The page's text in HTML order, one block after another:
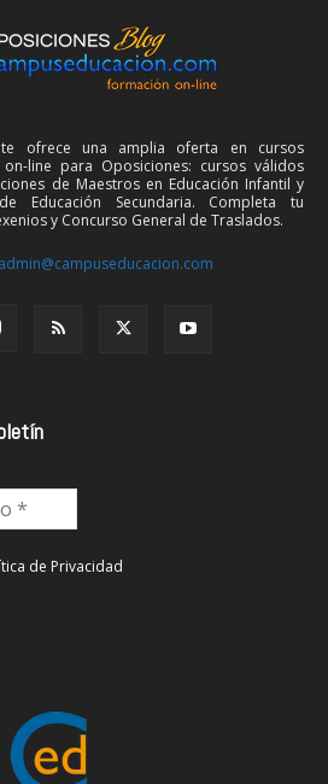
te ofrece una amplia oferta en cursos
line para Oposiciones: cursos válidos
de Maestros en Educación Infantil y
Educación Secundaria. Completa tu
y Concurso General de Traslados.
admin@campuseducacion.com
de Privacidad